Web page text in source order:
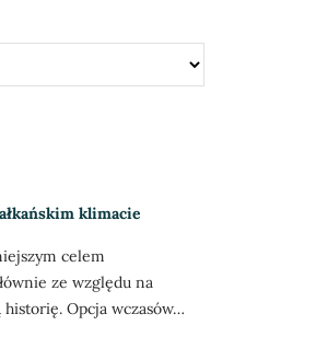
klimacie
celem
ze względu na
Opcja wczasów…